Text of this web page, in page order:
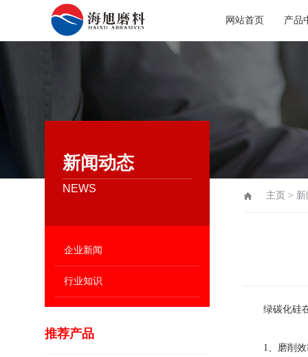
网站首页 产品
新闻动态
NEWS
企业新闻
行业知识
推荐产品
主页 >
绿碳化硅
1、磨削效率